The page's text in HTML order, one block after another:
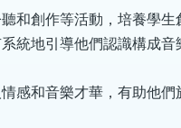
和創作等活動，培養學
統地引導他們認識構成
感和音樂才華，有助他們